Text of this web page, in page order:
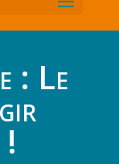
: Le